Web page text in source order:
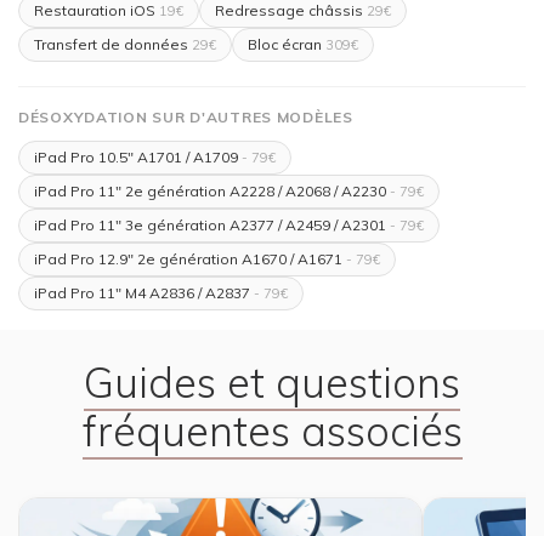
Restauration iOS 19€ Redressage châssis 29€
Transfert de données 29€ Bloc écran 309€
DÉSOXYDATION SUR D'AUTRES MODÈLES
iPad Pro 10.5" A1701 / A1709 - 79€
iPad Pro 11" 2e génération A2228 / A2068 / A2230 - 79€
iPad Pro 11" 3e génération A2377 / A2459 / A2301 - 79€
iPad Pro 12.9" 2e génération A1670 / A1671 - 79€
iPad Pro 11" M4 A2836 / A2837 - 79€
Guides et questions
fréquentes associés